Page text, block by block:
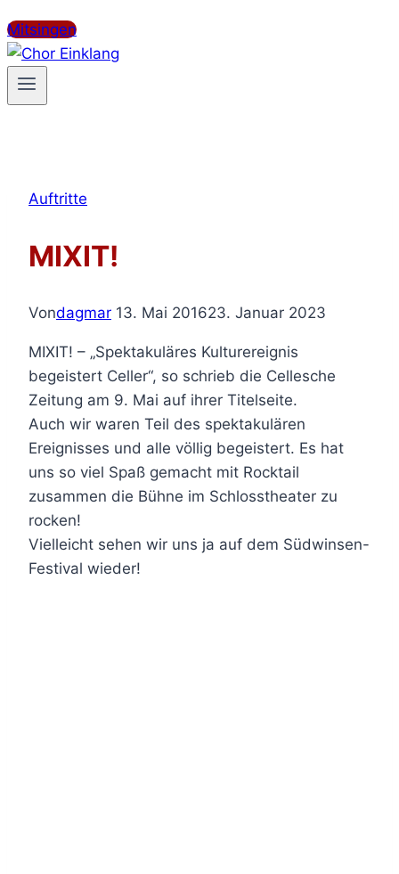
Mitsingen
Auftritte
MIXIT!
Vondagmar 13. Mai 201623. Januar 2023
MIXIT! – „Spektakuläres Kulturereignis
begeistert Celler“, so schrieb die Cellesche
Zeitung am 9. Mai auf ihrer Titelseite.
Auch wir waren Teil des spektakulären
Ereignisses und alle völlig begeistert. Es hat
uns so viel Spaß gemacht mit Rocktail
zusammen die Bühne im Schlosstheater zu
rocken!
Vielleicht sehen wir uns ja auf dem Südwinsen-
Festival wieder!